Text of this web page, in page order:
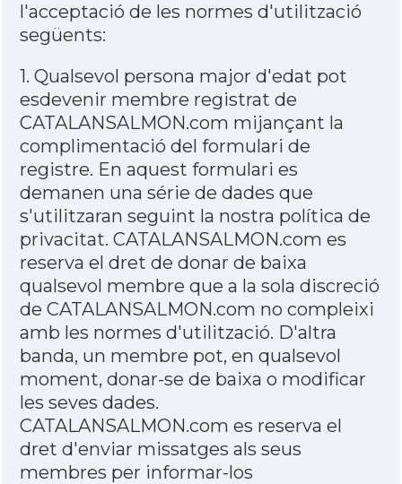
l'acceptació de les normes d'utilització
següents:
1. Qualsevol persona major d'edat pot
esdevenir membre registrat de
CATALANSALMON.com mijançant la
complimentació del formulari de
registre. En aquest formulari es
demanen una série de dades que
s'utilitzaran seguint la nostra política de
privacitat. CATALANSALMON.com es
reserva el dret de donar de baixa
qualsevol membre que a la sola discreció
de CATALANSALMON.com no compleixi
amb les normes d'utilització. D'altra
banda, un membre pot, en qualsevol
moment, donar-se de baixa o modificar
les seves dades.
CATALANSALMON.com es reserva el
dret d'enviar missatges als seus
membres per informar-los